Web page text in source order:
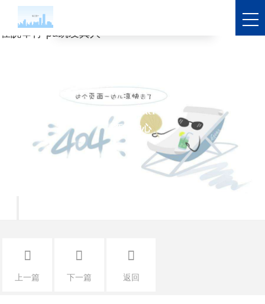
分享经验 pk成果 拓展思路 永高股份2021精益交流活动
在皖举行-pa凯发真人
news center
新闻中心

上一篇

下一篇

返回